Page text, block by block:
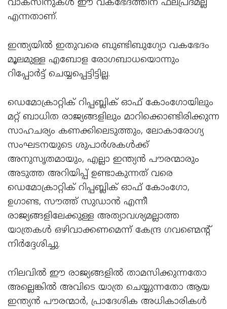
വാക്സിനുകൾ ഈ വകഭേദത്തിന് ഫലപ്രദമല്ല
എന്നതാണ്.
ഇന്ത്യയിൽ ഇതുവരെ ബുണ്ടിബുഗ്യോ വകഭേദം
മൂലമുള്ള എബോള രോഗബാധയൊന്നും
റിപ്പോർട്ട് ചെയ്യപ്പെട്ടിട്ടില്ല.
ഡെമോക്രാറ്റിക് റിപ്പബ്ലിക് ഓഫ് കോംഗോയിലും
മറ്റ് ബാധിത രാജ്യങ്ങളിലും മാറിക്കൊണ്ടിരിക്കുന്ന
സാഹചര്യം കണക്കിലെടുത്തും, ലോകാരോഗ്യ
സംഘടനയുടെ ശുപാർശകൾക്ക്
അനുസൃതമായും, എല്ലാ ഇന്ത്യൻ പൗരന്മാരും
അടുത്ത അറിയിപ്പ് ഉണ്ടാകുന്നത് വരെ
ഡെമോക്രാറ്റിക് റിപ്പബ്ലിക് ഓഫ് കോംഗോ,
ഉഗാണ്ട, സൗത്ത് സുഡാൻ എന്നീ
രാജ്യങ്ങളിലേക്കുള്ള അത്യാവശ്യമല്ലാത്ത
യാത്രകൾ ഒഴിവാക്കണമെന്ന് കേന്ദ്ര ഗവണ്മെൻ്റ്
നിർദ്ദേശിച്ചു.
നിലവിൽ ഈ രാജ്യങ്ങളിൽ താമസിക്കുന്നതോ
അല്ലെങ്കിൽ അവിടെ യാത്ര ചെയ്യുന്നതോ ആയ
ഇന്ത്യൻ പൗരന്മാർ, പ്രാദേശിക അധികാരികൾ